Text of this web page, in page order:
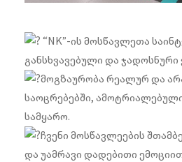
“NK”-ის მოსწავლეთა
განსხვავებული და ჯადოსნური
მოგზაურობა რეალურ და
საოცრებებში,
სამყარო.
ჩვენი მოსწავლეების
და უამრავი დადებითი